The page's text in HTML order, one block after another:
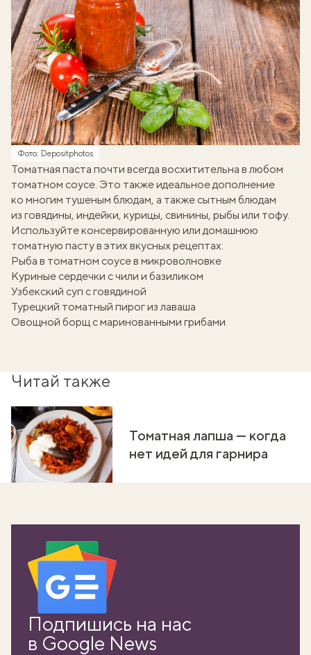
Фото: Depositphotos
Томатная паста почти всегда восхитительна в любом
томатном соусе. Это также идеальное дополнение
ко многим тушеным блюдам, а также сытным блюдам
из говядины, индейки, курицы, свинины, рыбы или тофу.
Используйте консервированную или домашнюю
томатную пасту в этих вкусных рецептах:
Рыба в томатном соусе в микроволновке
Куриные сердечки с чили и базиликом
Узбекский суп с говядиной
Турецкий томатный пирог из лаваша
Овощной борщ с маринованными грибами
Читай также
Томатная лапша — когда
нет идей для гарнира
Подпишись на нас
в Google News